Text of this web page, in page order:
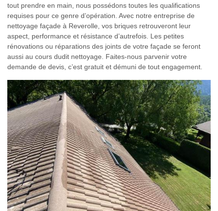
tout prendre en main, nous possédons toutes les qualifications
requises pour ce genre d’opération. Avec notre entreprise de
nettoyage façade à Reverolle, vos briques retrouveront leur
aspect, performance et résistance d’autrefois. Les petites
rénovations ou réparations des joints de votre façade se feront
aussi au cours dudit nettoyage. Faites-nous parvenir votre
demande de devis, c’est gratuit et démuni de tout engagement.